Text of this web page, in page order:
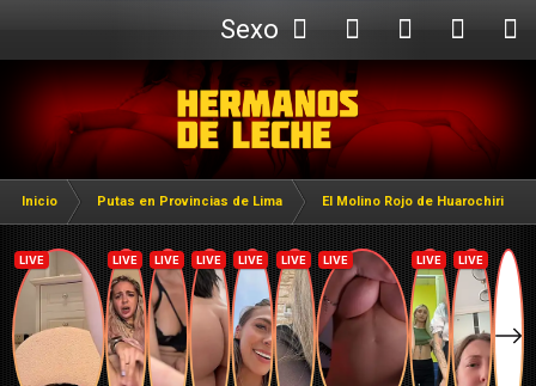
Sexo
Webcam
Inicio Putas en Provincias de Lima El Molino Rojo de Huarochiri